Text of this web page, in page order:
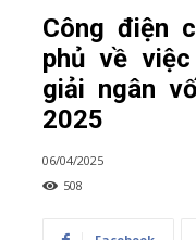
Công điện
phủ về
giải ngân
2025
06/04/2025
508